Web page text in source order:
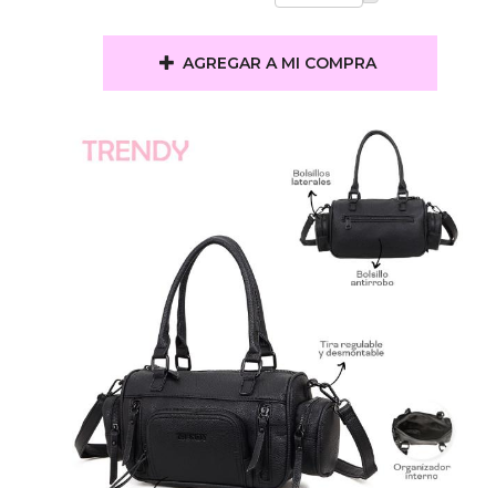
AGREGAR A MI COMPRA